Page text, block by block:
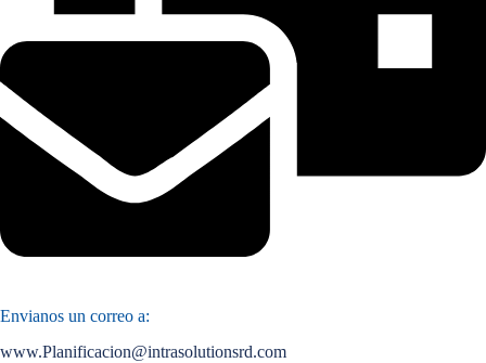
Envianos un correo a:
www.Planificacion@intrasolutionsrd.com